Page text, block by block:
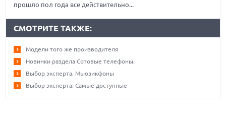
прошло пол года все действительно...
СМОТРИТЕ ТАКЖЕ:
Модели того же производителя
Новинки раздела Сотовые телефоны.
Выбор эксперта. Мьюзикфоны
Выбор эксперта. Самые доступные